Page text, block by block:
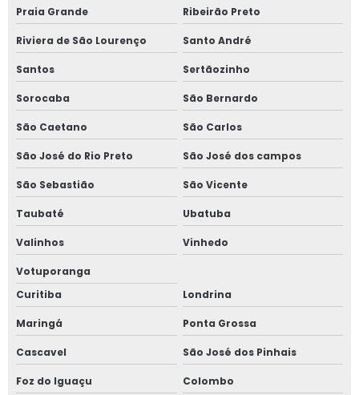
Laudo técnico de avaliação imobiliária
Laudo técnico de inspeção predial
Laudo técnico de vistoria de obra
Laudo técnico de vizinhança
Orçamento de avaliação imobiliária
Preço avaliação imobiliária
Preço gerenciamento de obra
Qual o valor de uma avaliação imobiliária
Quanto custa gerenciamento de obra
Quanto custa um laudo de inspeção predial
Serviço consultoria em engenharia
Praia Grande Ribeirão Preto
Riviera de São Lourenço Santo André
Santos Sertãozinho
Sorocaba São Bernardo
São Caetano São Carlos
São José do Rio Preto São José dos campos
São Sebastião São Vicente
Taubaté Ubatuba
Valinhos Vinhedo
Votuporanga
Curitiba
Londrina
Maringá Ponta Grossa
Cascavel São José dos Pinhais
Foz do Iguaçu Colombo